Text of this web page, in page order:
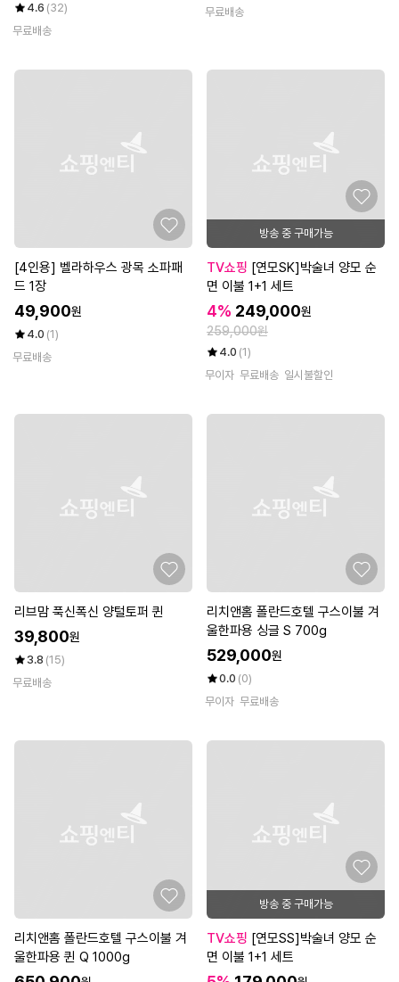
4.6 (32)
무료배송
무료배송
[4인용] 벨라하우스 광목 소파패
드 1장
49,900원
4.0 (1)
무료배송
방송 중 구매가능
TV쇼핑
면 이불 1+1 세트
4% 249,000원
259,000원
4.0 (1)
무이자 무료배송 일시불할인
리브맘 푹신폭신 양털토퍼 퀸
39,800원
3.8 (15)
무료배송
리치앤홈 폴란드호텔 구스이불 겨
울한파용 싱글 S 700g
529,000원
0.0 (0)
무이자 무료배송
리치앤홈 폴란드호텔 구스이불 겨
울한파용 퀸 Q 1000g
방송 중 구매가능
TV쇼핑
면 이불 1+1 세트